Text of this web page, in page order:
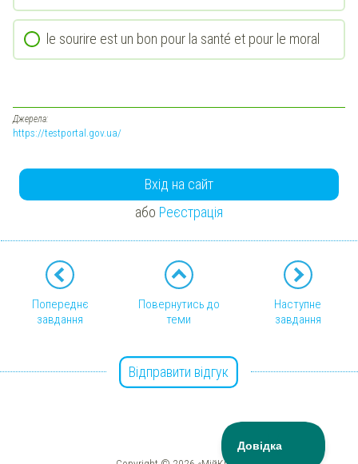
le sourire est un bon pour la santé et pour le moral
Джерела:
https://testportal.gov.ua/
Вхід на сайт
або Реєстрація
Попереднє
завдання
Повернутись до
теми
Наступне
завдання
Відправити відгук